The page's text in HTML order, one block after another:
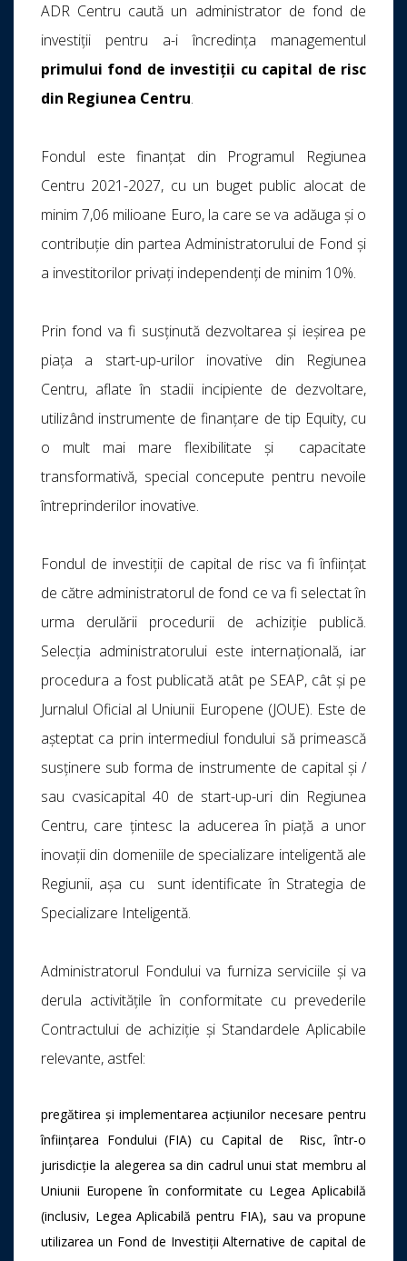
ADR Centru caută un administrator de fond de
investiții pentru a-i încredința managementul
primului fond de investiții cu capital de risc
din Regiunea Centru.
Fondul este finanțat din Programul Regiunea
Centru 2021-2027, cu un buget public alocat de
minim 7,06 milioane Euro, la care se va adăuga și o
contribuție din partea Administratorului de Fond și
a investitorilor privați independenți de minim 10%.
Prin fond va fi susținută dezvoltarea și ieșirea pe
piața a start-up-urilor inovative din Regiunea
Centru, aflate în stadii incipiente de dezvoltare,
utilizând instrumente de finanțare de tip Equity, cu
o mult mai mare flexibilitate și capacitate
transformativă, special concepute pentru nevoile
întreprinderilor inovative.
Fondul de investiții de capital de risc va fi înființat
de către administratorul de fond ce va fi selectat în
urma derulării procedurii de achiziție publică.
Selecția administratorului este internațională, iar
procedura a fost publicată atât pe SEAP, cât şi pe
Jurnalul Oficial al Uniunii Europene (JOUE). Este de
așteptat ca prin intermediul fondului să primească
susținere sub forma de instrumente de capital și /
sau cvasicapital 40 de start-up-uri din Regiunea
Centru, care țintesc la aducerea în piață a unor
inovații din domeniile de specializare inteligentă ale
Regiunii, așa cu sunt identificate în Strategia de
Specializare Inteligentă.
Administratorul Fondului va furniza serviciile și va
derula activitățile în conformitate cu prevederile
Contractului de achiziție și Standardele Aplicabile
relevante, astfel:
pregătirea și implementarea acțiunilor necesare pentru
înființarea Fondului (FIA) cu Capital de Risc, într-o
jurisdicție la alegerea sa din cadrul unui stat membru al
Uniunii Europene în conformitate cu Legea Aplicabilă
(inclusiv, Legea Aplicabilă pentru FIA), sau va propune
utilizarea un Fond de Investiții Alternative de capital de